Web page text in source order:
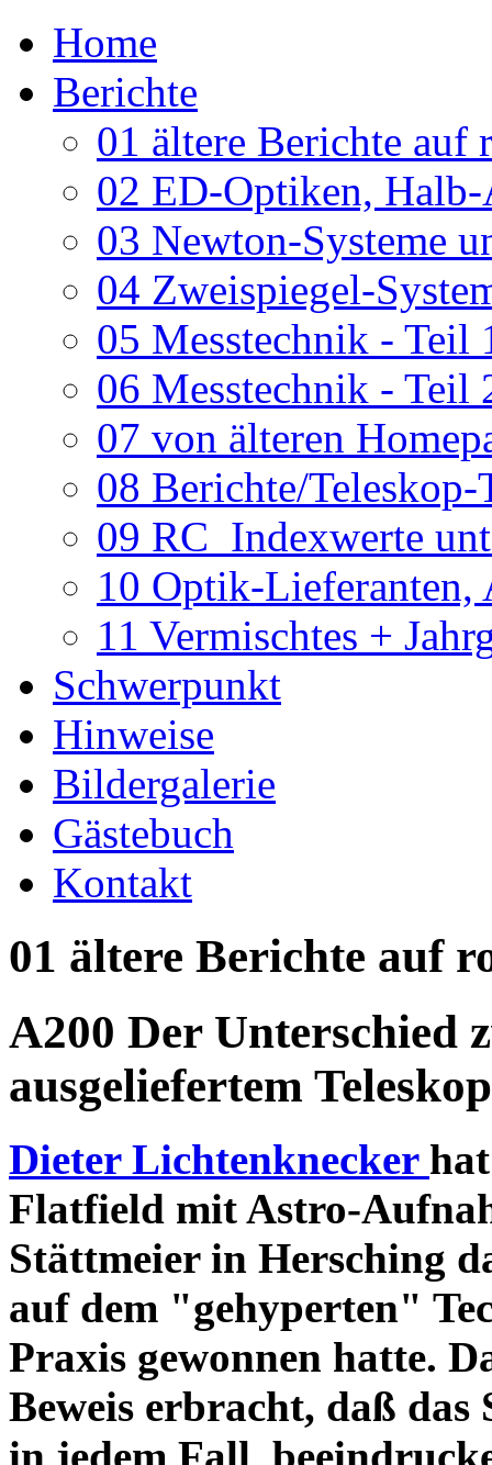
Home
Berichte
01 ältere Berichte auf
02 ED-Optiken, Halb-
03 Newton-Systeme
04 Zweispiegel-
05 Messtechnik - Teil
06 Messtechnik - Teil
07 von älteren
08 Berichte/
09 RC_Indexwerte
10 Optik-Lieferanten,
11 Vermischtes +
Schwerpunkt
Hinweise
Bildergalerie
Gästebuch
Kontakt
01 ältere Berichte auf
A200 Der Unterschied
ausgeliefertem
Dieter Lichtenknecker
Flatfield mit Astro-
Stättmeier in Hersching
auf dem "gehyperten"
Praxis gewonnen hatte.
Beweis erbracht, daß das
in jedem Fall